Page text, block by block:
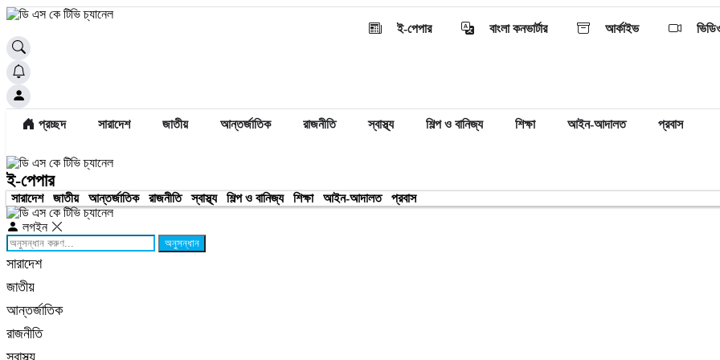
ই-পেপার বাংলা কনভার্টার আর্কাইভ
প্রচ্ছদ সারাদেশ জাতীয় আন্তর্জাতিক রাজনীতি স্বাস্থ্য শিল্প ও বানিজ্য শিক্ষা আইন-আদালত প্রবাস
ই-পেপার
সারাদেশ জাতীয় আন্তর্জাতিক রাজনীতি স্বাস্থ্য শিল্প ও বানিজ্য শিক্ষা আইন-আদালত প্রবাস
লগইন
অনুসন্ধান
সারাদেশ
জাতীয়
আন্তর্জাতিক
রাজনীতি
স্বাস্থ্য